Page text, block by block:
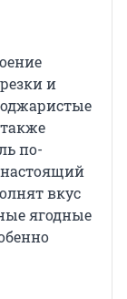
и
по-
вкус
ягодные